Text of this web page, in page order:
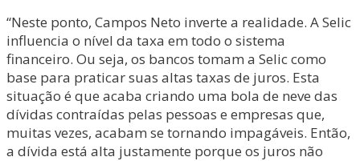
“Neste ponto, Campos Neto inverte a realidade. A Selic
influencia o nível da taxa em todo o sistema
financeiro. Ou seja, os bancos tomam a Selic como
base para praticar suas altas taxas de juros. Esta
situação é que acaba criando uma bola de neve das
dívidas contraídas pelas pessoas e empresas que,
muitas vezes, acabam se tornando impagáveis. Então,
a dívida está alta justamente porque os juros não